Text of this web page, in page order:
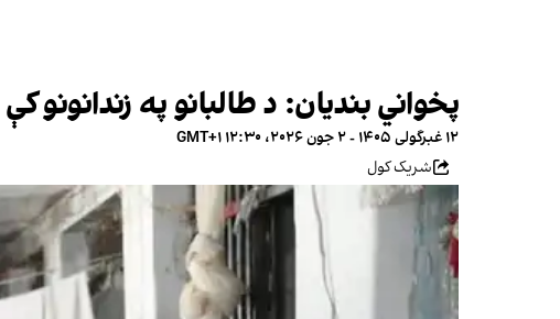
پخواني بندیان: د طالبانو په
۱۲ غبرگولی ۱۴۰۵ - ۲ جون ۲۰۲۶، ۱۲:۳۰ GMT+۱
شریک کول